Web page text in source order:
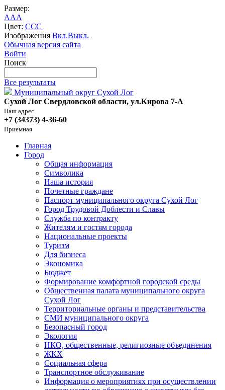
Размер:
AAA
Цвет: CCC
Изображения Вкл.Выкл.
Обычная версия сайта
Войти
Поиск
Все результаты
Муниципальный округ Сухой Лог
Сухой Лог Свердловской области, ул.Кирова 7-А
Наш адрес
+7 (34373) 4-36-60
Приемная
Главная
Город
Общая информация
Символика
Наша история
Почетные граждане
Паспорт муниципального округа Сухой Лог
Город Трудовой Доблести и Славы
Служба по контракту
Жителям и гостям города
Национальные проекты
Туризм
Для бизнеса
Экономика
Бюджет
Формирование комфортной городской среды
Общественная палата муниципального округа
Сухой Лог
Территориальные органы и представительства
СМИ муниципального округа
Безопасный город
Экология
НКО, общественные, религиозные объединения
ЖКХ
Социальная сфера
Транспортное обслуживание
Информация о мероприятиях при осуществлении